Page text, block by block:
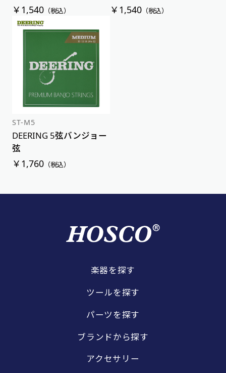
￥1,540（税込） ￥1,540 （税込）
ST-M5
DEERING 5弦バンジョー
弦
￥1,760（税込）
楽器を探す
ツールを探す
パーツを探す
ブランドから探す
アクセサリー